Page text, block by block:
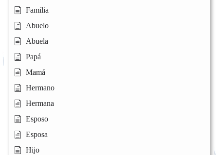
Familia
Abuelo
Abuela
Papá
Mamá
Hermano
Hermana
Esposo
Esposa
Hijo